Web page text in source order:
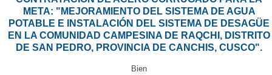
META: "MEJORAMIENTO DEL SISTEMA DE AGUA
POTABLE E INSTALACIÓN DEL SISTEMA DE DESAGÜE
EN LA COMUNIDAD CAMPESINA DE RAQCHI, DISTRITO
DE SAN PEDRO, PROVINCIA DE CANCHIS, CUSCO".
Bien